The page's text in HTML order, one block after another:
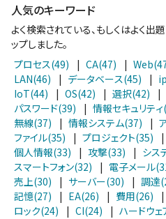
人気のキーワード
よく検索されている、もしくはよく出
ップしました。
プロセス(49)
| CA(47) |
LAN(46)
| データベース(45) |
IoT(44)
| OS(42) | 選択(42) |
パスワード(39)
| 情報セキュリテ
無線(37)
| 情報システム(37) |
ファイル(35)
| プロジェクト(35) |
個人情報(33)
| 攻撃(33) | シス
スマートフォン(32)
| 電子メール
売上(30)
| サーバー(30) | 調達
記憶(27)
| EA(26) | 費用(26) |
ロック(24)
| CI(24) | ハードウ